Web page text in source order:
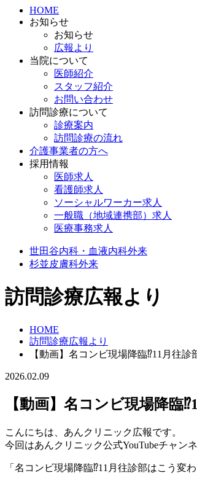
HOME
お知らせ
お知らせ
広報より
当院について
医師紹介
スタッフ紹介
お問い合わせ
訪問診療について
診療案内
訪問診療の流れ
介護事業者の方へ
採用情報
医師求人
看護師求人
ソーシャルワーカー求人
一般職（地域連携部）求人
医療事務求人
世田谷内科・血液内科外来
杉並皮膚科外来
訪問診療広報より
HOME
訪問診療広報より
【動画】名コンビ現場降臨⁉11月往
2026.02.09
【動画】名コンビ現場降臨
こんにちは、あんクリニック広報です。
今回はあんクリニック公式YouTubeチャン
「名コンビ現場降臨⁉11月往診部はこう変